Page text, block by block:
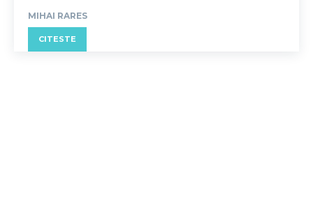
MIHAI RARES
CITESTE